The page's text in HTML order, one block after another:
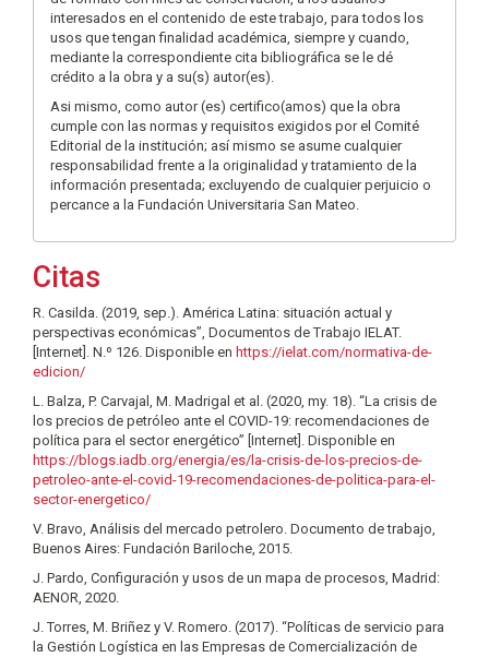
interesados en el contenido de este trabajo, para todos los
usos que tengan finalidad académica, siempre y cuando,
mediante la correspondiente cita bibliográfica se le dé
crédito a la obra y a su(s) autor(es).
Asi mismo, como autor (es) certifico(amos) que la obra
cumple con las normas y requisitos exigidos por el Comité
Editorial de la institución; así mismo se asume cualquier
responsabilidad frente a la originalidad y tratamiento de la
información presentada; excluyendo de cualquier perjuicio o
percance a la Fundación Universitaria San Mateo.
Citas
R. Casilda. (2019, sep.). América Latina: situación actual y
perspectivas económicas”, Documentos de Trabajo IELAT.
[Internet]. N.º 126. Disponible en https://ielat.com/normativa-de-
edicion/
L. Balza, P. Carvajal, M. Madrigal et al. (2020, my. 18). “La crisis de
los precios de petróleo ante el COVID-19: recomendaciones de
política para el sector energético” [Internet]. Disponible en
https://blogs.iadb.org/energia/es/la-crisis-de-los-precios-de-
petroleo-ante-el-covid-19-recomendaciones-de-politica-para-el-
sector-energetico/
V. Bravo, Análisis del mercado petrolero. Documento de trabajo,
Buenos Aires: Fundación Bariloche, 2015.
J. Pardo, Configuración y usos de un mapa de procesos, Madrid:
AENOR, 2020.
J. Torres, M. Briñez y V. Romero. (2017). “Políticas de servicio para
la Gestión Logística en las Empresas de Comercialización de